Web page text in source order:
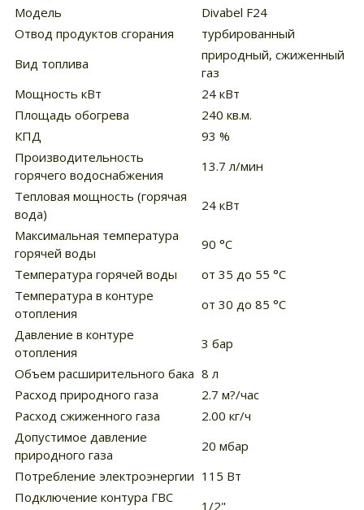
Модель
Divabel F24
Отвод продуктов сгорания
турбированный
Вид топлива
природный, сжиженный
газ
Мощность кВт
24 кВт
Площадь обогрева
240 кв.м.
КПД
93 %
Производительность
горячего водоснабжения
13.7 л/мин
Тепловая мощность (горячая
вода)
24 кВт
Максимальная температура
горячей воды
90 °C
Температура горячей воды
от 35 до 55 °С
Температура в контуре
отопления
от 30 до 85 °С
Давление в контуре
отопления
3 бар
Объем расширительного бака 8 л
Расход природного газа
2.7 м?/час
Расход сжиженного газа
2.00 кг/ч
Допустимое давление
природного газа
20 мбар
Потребление электроэнергии 115 Вт
Подключение контура ГВС
1/2"